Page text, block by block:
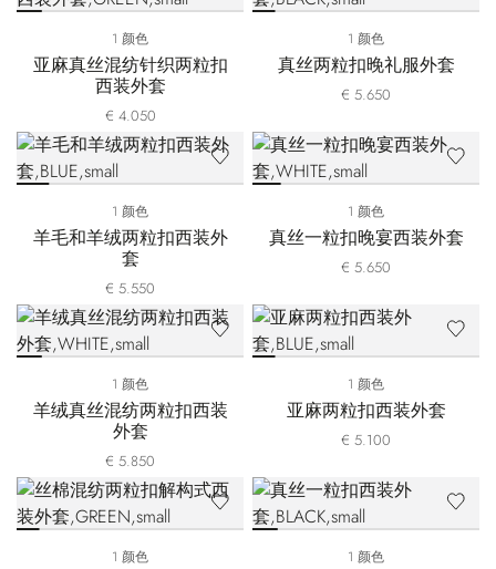
1 颜色
亚麻真丝混纺针织两粒扣
西装外套
€ 4.050
1 颜色
真丝两粒扣晚礼服外套
€ 5.650
1 颜色
羊毛和羊绒两粒扣西装外
套
€ 5.550
1 颜色
真丝一粒扣晚宴西装外套
€ 5.650
1 颜色
羊绒真丝混纺两粒扣西装
外套
€ 5.850
1 颜色
亚麻两粒扣西装外套
€ 5.100
1 颜色 1 颜色